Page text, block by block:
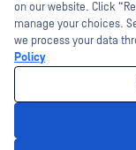
Channel partner program
©2026 OPSWAT . Minden
MetaAccess, az OPSWAT ,
World's Critical
DFI, RetroHunt, Deep File
harmadik felek védjegyei
on our website. Click
manage your choices.
we process your data
Policy